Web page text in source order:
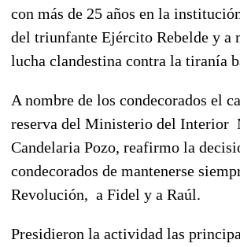
con más de 25 años en la
del triunfante Ejército Rebelde y a
lucha clandestina contra la tiranía
A nombre de los condecorados el
reserva del Ministerio del Interior
Candelaria Pozo, reafirmo la
condecorados de mantenerse
Revolución, a Fidel y a Raúl.
Presidieron la actividad las